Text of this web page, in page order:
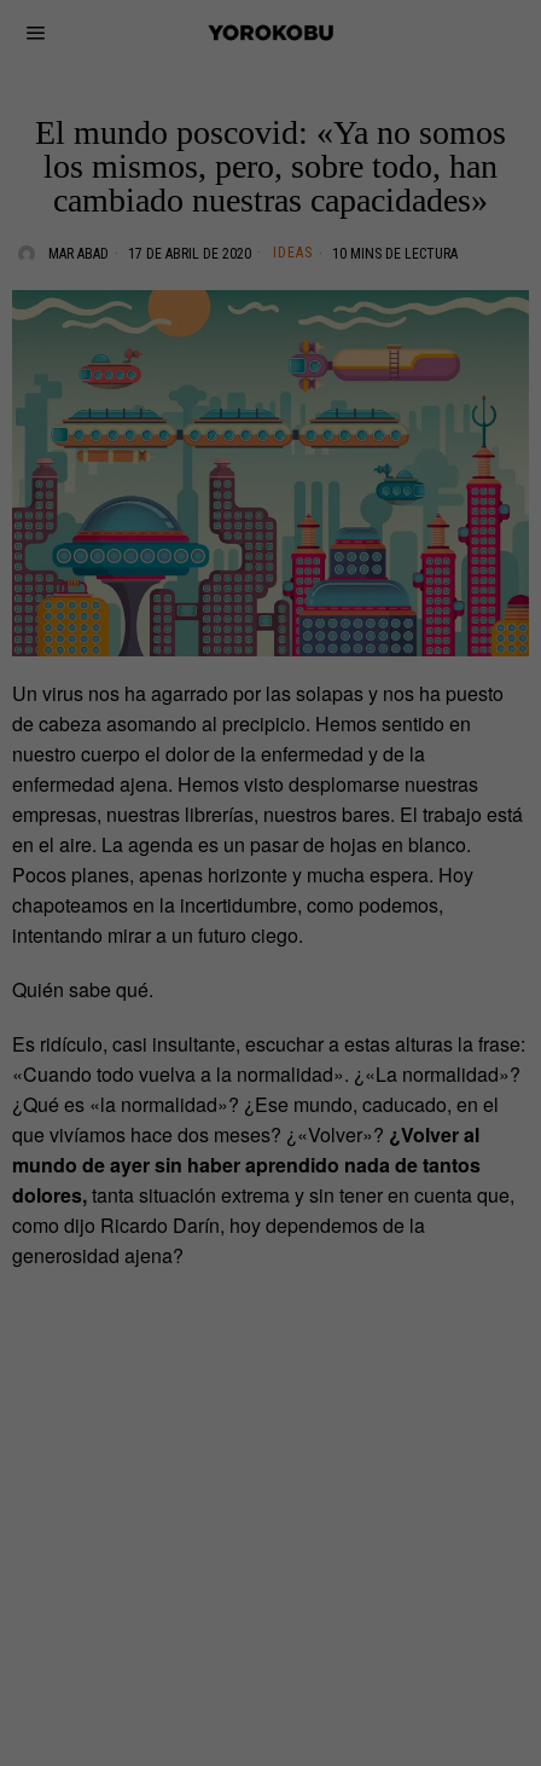
El mundo poscovid: «Ya no somos
los mismos, pero, sobre todo, han
cambiado nuestras capacidades»
MAR ABAD 17 DE ABRIL DE 2020 IDEAS 10 MINS DE LECTURA
Un virus nos ha agarrado por las solapas y nos ha puesto
de cabeza asomando al precipicio. Hemos sentido en
nuestro cuerpo el dolor de la enfermedad y de la
enfermedad ajena. Hemos visto desplomarse nuestras
empresas, nuestras librerías, nuestros bares. El trabajo está
en el aire. La agenda es un pasar de hojas en blanco.
Pocos planes, apenas horizonte y mucha espera. Hoy
chapoteamos en la incertidumbre, como podemos,
intentando mirar a un futuro ciego.
Quién sabe qué.
Es ridículo, casi insultante, escuchar a estas alturas la frase:
«Cuando todo vuelva a la normalidad». ¿«La normalidad»?
¿Qué es «la normalidad»? ¿Ese mundo, caducado, en el
que vivíamos hace dos meses? ¿«Volver»? ¿Volver al
mundo de ayer sin haber aprendido nada de tantos
dolores,tanta situación extrema y sin tener en cuenta que,
como dijo Ricardo Darín, hoy dependemos de la
generosidad ajena?